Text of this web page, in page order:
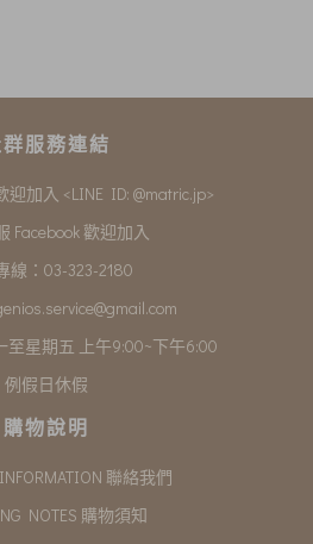
服務連結
迎加入 <LINE ID: @matric.jp>
Facebook 歡迎加入
線：03-323-2180
至星期五 上午9:00~下午6:00
例假日休假
購物說明
聯絡我們
NOTES 購物須知